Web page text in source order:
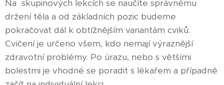
Na skupinových lekcích se naučíte správnému
držení těla a od základních pozic budeme
pokračovat dál k obtížnějším variantám cviků.
Cvičení je určeno všem, kdo nemají výraznější
zdravotní problémy. Po úrazu, nebo s většími
bolestmi je vhodné se poradit s lékařem a případně